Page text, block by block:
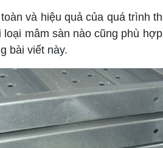
và hiệu quả của quá trình
mâm sàn nào cũng phù
bài viết này.